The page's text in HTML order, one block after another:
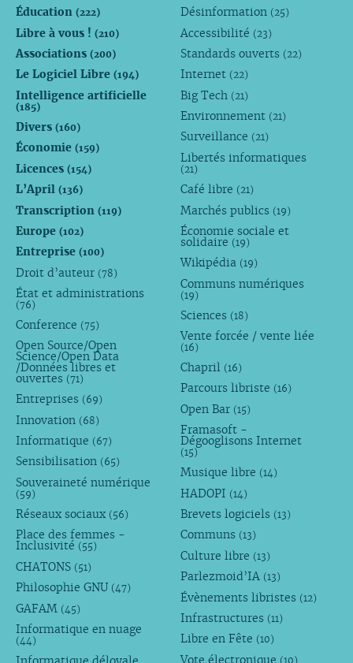
Éducation (222)
Libre à vous ! (210)
Associations (200)
Le Logiciel Libre (194)
Intelligence artificielle
(185)
Divers (160)
Économie (159)
Licences (154)
L’April (136)
Transcription (119)
Europe (102)
Entreprise (100)
Droit d’auteur (78)
État et administrations
(76)
Conference (75)
Open Source/Open
Science/Open Data
/Données libres et
ouvertes (71)
Entreprises (69)
Innovation (68)
Informatique (67)
Sensibilisation (65)
Souveraineté numérique
(59)
Réseaux sociaux (56)
Place des femmes -
Inclusivité (55)
CHATONS (51)
Philosophie GNU (47)
GAFAM (45)
Informatique en nuage
(44)
Désinformation (25)
Accessibilité (23)
Standards ouverts (22)
Internet (22)
Big Tech (21)
Environnement (21)
Surveillance (21)
Libertés informatiques
(21)
Café libre (21)
Marchés publics (19)
Économie sociale et
solidaire (19)
Wikipédia (19)
Communs numériques
(19)
Sciences (18)
Vente forcée / vente liée
(16)
Chapril (16)
Parcours libriste (16)
Open Bar (15)
Framasoft -
Dégooglisons Internet
(15)
Musique libre (14)
HADOPI (14)
Brevets logiciels (13)
Communs (13)
Culture libre (13)
Parlezmoid’IA (13)
Évènements libristes (12)
Infrastructures (11)
Libre en Fête (10)
Vote électronique (10)